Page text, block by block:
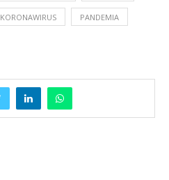
KORONAWIRUS PANDEMIA